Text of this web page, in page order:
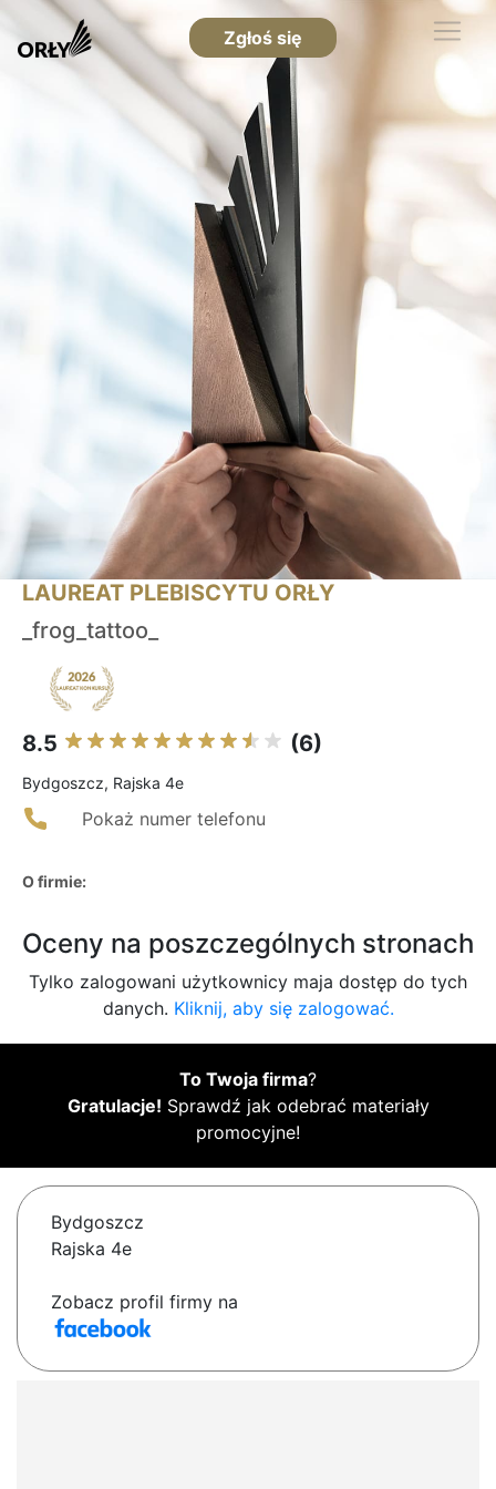
Zgłoś się
LAUREAT PLEBISCYTU ORŁY
_frog_tattoo_
8.5 (6)
Bydgoszcz, Rajska 4e
Pokaż numer telefonu
O firmie:
Oceny na poszczególnych stronach
Tylko zalogowani użytkownicy maja dostęp do tych
danych. Kliknij, aby się zalogować.
To Twoja firma?
Gratulacje! Sprawdź jak odebrać materiały
promocyjne!
Bydgoszcz
Rajska 4e
Zobacz profil firmy na